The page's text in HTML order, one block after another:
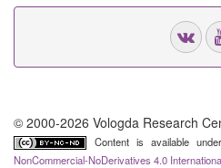
© 2000-2026 Vologda Research
Content is available
NonCommercial-NoDerivatives 4.0